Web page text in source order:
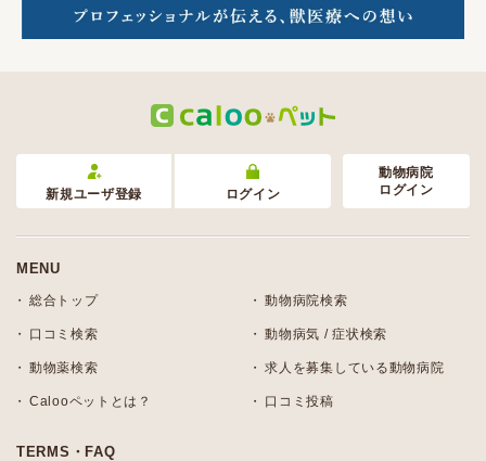
新規ユーザ登録 ログイン
動物病院
ログイン
MENU
総合トップ 動物病院検索
口コミ検索 動物病気 / 症状検索
動物薬検索 求人を募集している動物病院
Calooペットとは？ 口コミ投稿
TERMS・FAQ